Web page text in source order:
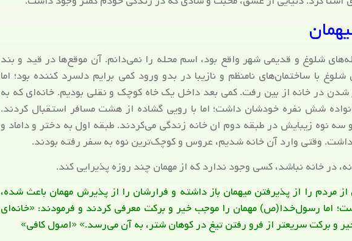
شلوغ و قدیمی شهر واقع بود، اسم محله را نمی‌دانم. آن موقع‌ها در قید و بند
با ساختمان‌های نامنظم و نازیبا در بدو ورود کمی برایم دلسرد کننده بود؛ اما
شدن در خانه از بین رفت. کمی بعد داخل یک خاه کوچک و نقلی بودیم. خانه‌ای که به
شش نفره خودشان داشت؛ اما با رویی گشاده از هشت مسافر استقبال کردند.
نوه زیبایش در طبقه دوم ان خانه زندگی می‌کردند. طبقه اول به دختر و داماد و
وقتی وارد آن خانه شدیم، عروس و کوچک‌ترین نوه به سفر رفته بودند.
در خانه نباشد، کسی وجود ندارد که از مهمان چند روزه پذیرایی کند.
مردم را از پذیرفتن میهمان باز داشته و فرارشان را از پذیرش مهمان باعث شده،
اما رسول‌خدا(ص) مهمان را موجب خیر و برکت معرفی کردند و ‌فرمودند: «خانه‌ای
و برکت سریعتر از فرو رفتن تیغ در کوهان شتر، به آن می‌رسد.» «اصول کافی»